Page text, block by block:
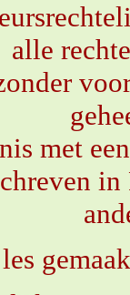
alle
met